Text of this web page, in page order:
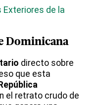
de la
Dominicana
directo sobre
que esta
República
el retrato crudo de